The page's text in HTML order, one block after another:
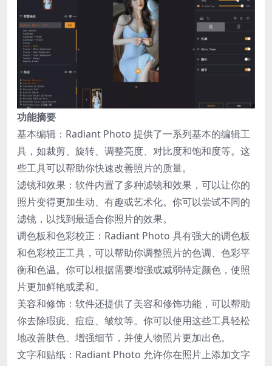
功能摘要
基本编辑：Radiant Photo 提供了一系列基本的编辑工
具，如裁剪、旋转、调整亮度、对比度和饱和度等。这
些工具可以帮助你快速改善照片的质量。
滤镜和效果：软件内置了多种滤镜和效果，可以让你的
照片变得更加生动、有趣或艺术化。你可以尝试不同的
滤镜，以找到最适合你照片的效果。
调色板和色彩校正：Radiant Photo 具有强大的调色板
和色彩校正工具，可以帮助你调整照片的色调、色彩平
衡和色温。你可以根据需要增强或减弱特定颜色，使照
片更加鲜艳或柔和。
美容和修饰：软件还提供了美容和修饰功能，可以帮助
你去除瑕疵、痘痘、皱纹等。你可以使用这些工具轻松
地改善肤色、增强细节，并使人物照片更加出色。
文字和贴纸：Radiant Photo 允许你在照片上添加文字